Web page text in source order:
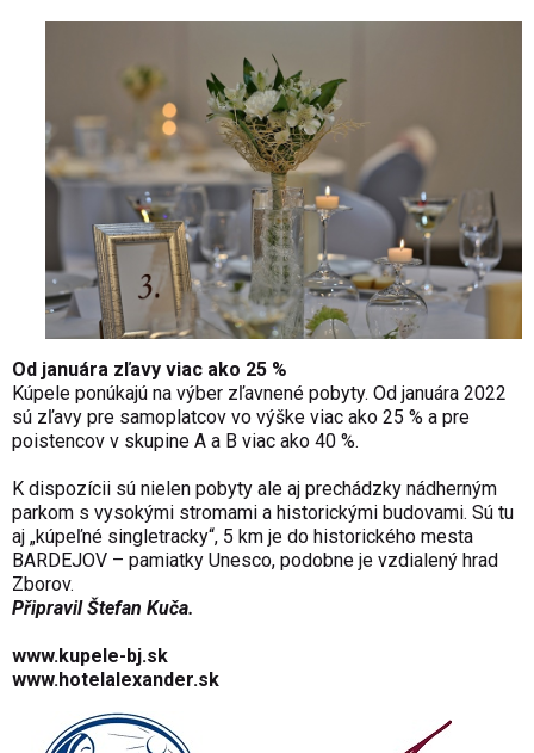
Od januára zľavy viac ako 25 %
Kúpele ponúkajú na výber zľavnené pobyty. Od januára 2022
sú zľavy pre samoplatcov vo výške viac ako 25 % a pre
poistencov v skupine A a B viac ako 40 %.
K dispozícii sú nielen pobyty ale aj prechádzky nádherným
parkom s vysokými stromami a historickými budovami. Sú tu
aj „kúpeľné singletracky“, 5 km je do historického mesta
BARDEJOV – pamiatky Unesco, podobne je vzdialený hrad
Zborov.
Připravil Štefan Kuča.
www.kupele-bj.sk
www.hotelalexander.sk